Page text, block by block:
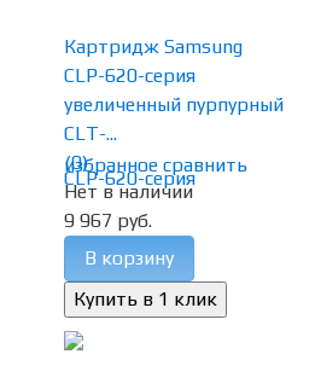
избранное сравнить
Картридж Samsung
CLP-620-серия
увеличенный пурпурный
CLT-...
(0)
Нет в наличии
9 967 руб.
В корзину